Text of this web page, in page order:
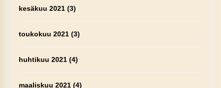
kesäkuu 2021(3)
toukokuu 2021(3)
huhtikuu 2021(4)
maaliskuu 2021(4)